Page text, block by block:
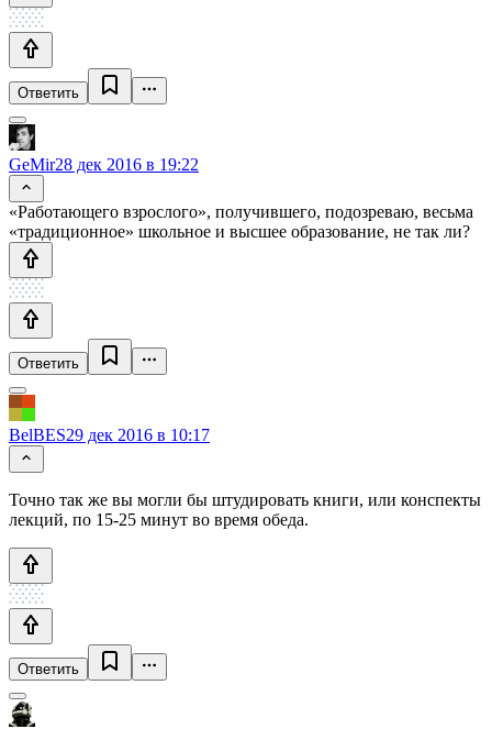
Ответить
GeMir28 дек 2016 в 19:22
«Работающего взрослого», получившего, подозреваю, весьма
«традиционное» школьное и высшее образование, не так ли?
Ответить
BelBES29 дек 2016 в 10:17
Точно так же вы могли бы штудировать книги, или конспекты
лекций, по 15-25 минут во время обеда.
Ответить